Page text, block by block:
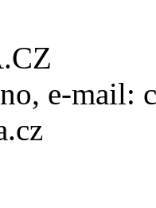
e-mail: